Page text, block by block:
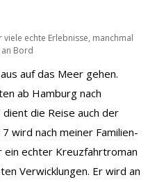
echte Erlebnisse, manchmal
Bord
auf das Meer gehen.
ab Hamburg nach
die Reise auch der
wird nach meiner Familien-
echter Kreuzfahrtroman
Verwicklungen. Er wird an